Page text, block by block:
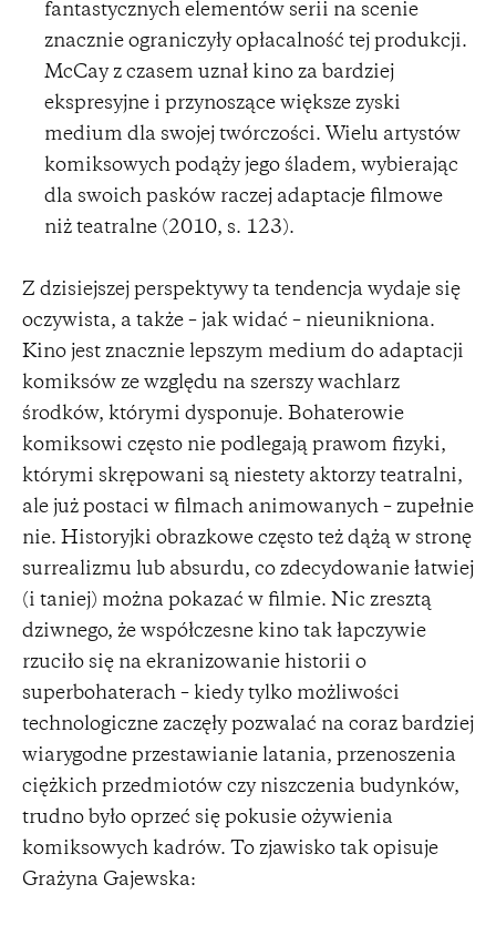
fantastycznych elementów serii na scenie
znacznie ograniczyły opłacalność tej produkcji.
McCay z czasem uznał kino za bardziej
ekspresyjne i przynoszące większe zyski
medium dla swojej twórczości. Wielu artystów
komiksowych podąży jego śladem, wybierając
dla swoich pasków raczej adaptacje filmowe
niż teatralne (2010, s. 123).
Z dzisiejszej perspektywy ta tendencja wydaje się
oczywista, a także – jak widać – nieunikniona.
Kino jest znacznie lepszym medium do adaptacji
komiksów ze względu na szerszy wachlarz
środków, którymi dysponuje. Bohaterowie
komiksowi często nie podlegają prawom fizyki,
którymi skrępowani są niestety aktorzy teatralni,
ale już postaci w filmach animowanych – zupełnie
nie. Historyjki obrazkowe często też dążą w stronę
surrealizmu lub absurdu, co zdecydowanie łatwiej
(i taniej) można pokazać w filmie. Nic zresztą
dziwnego, że współczesne kino tak łapczywie
rzuciło się na ekranizowanie historii o
superbohaterach – kiedy tylko możliwości
technologiczne zaczęły pozwalać na coraz bardziej
wiarygodne przestawianie latania, przenoszenia
ciężkich przedmiotów czy niszczenia budynków,
trudno było oprzeć się pokusie ożywienia
komiksowych kadrów. To zjawisko tak opisuje
Grażyna Gajewska: